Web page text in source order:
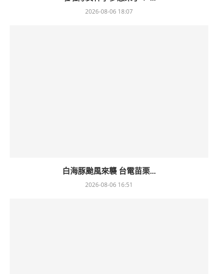
2026-08-06 18:07
白海豚颱風來襲 台電苗栗...
2026-08-06 16:51